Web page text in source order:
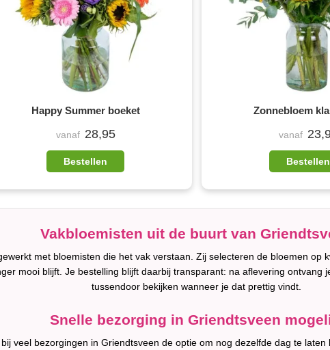
Happy Summer boeket
vanaf 28,95
Bestellen
Zonnebloem
vanaf
Bestellen
Vakbloemisten uit de buurt van
met bloemisten die het vak verstaan. Zij selecteren de bloemen op
mooi blijft. Je bestelling blijft daarbij transparant: na aflevering ontvang
tussendoor bekijken wanneer je dat prettig vindt.
Snelle bezorging in Griendtsveen
veel bezorgingen in Griendtsveen de optie om nog dezelfde dag te